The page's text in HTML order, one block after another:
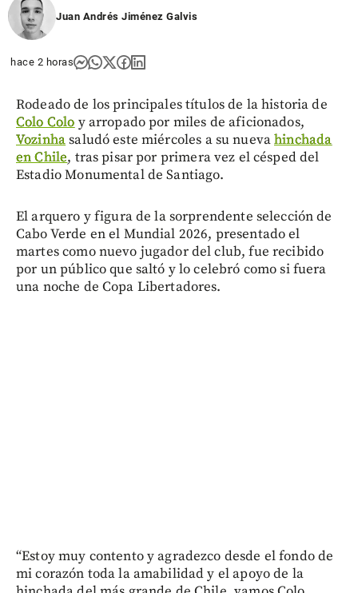
Juan Andrés Jiménez Galvis
hace 2 horas
Rodeado de los principales títulos de la historia de
Colo Colo y arropado por miles de aficionados,
Vozinhasaludó este miércoles a su nuevahinchada
en Chile, tras pisar por primera vez el césped del
Estadio Monumental de Santiago.
El arquero y figura de la sorprendente selección de
Cabo Verde en el Mundial 2026, presentado el
martes como nuevo jugador del club, fue recibido
por un público que saltó y lo celebró como si fuera
una noche de Copa Libertadores.
“Estoy muy contento y agradezco desde el fondo de
mi corazón toda la amabilidad y el apoyo de la